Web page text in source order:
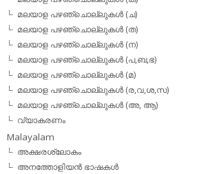
മലയാള പഴഞ്ചൊല്ലുകള്‍ (ച)
മലയാള പഴഞ്ചൊല്ലുകള്‍ (ത)
മലയാള പഴഞ്ചൊല്ലുകള്‍ (ന)
മലയാള പഴഞ്ചൊല്ലുകള്‍ (പ,ബ,ഭ)
മലയാള പഴഞ്ചൊല്ലുകള്‍ (മ)
മലയാള പഴഞ്ചൊല്ലുകള്‍ (ര,വ,ശ,സ)
മലയാള പഴഞ്ചൊല്ലുകൾ (അ, ആ)
വ്യാകരണം
Malayalam
അക്ഷരശ്ലോകം
അനത്തോളിയന്‍ ഭാഷകള്‍